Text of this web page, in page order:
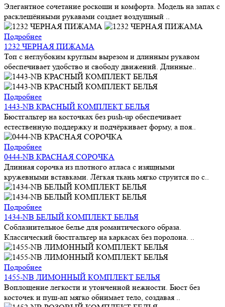
Элегантное сочетание роскоши и комфорта. Модель на запах с
расклешёнными рукавами создает воздушный ..
Подробнее
1232 ЧЕРНАЯ ПИЖАМА
Топ с неглубоким круглым вырезом и длинным рукавом
обеспечивает удобство и свободу движений. Длинные..
Подробнее
1443-NB КРАСНЫЙ КОМПЛЕКТ БЕЛЬЯ
Бюстгальтер на косточках без push-up обеспечивает
естественную поддержку и подчёркивает форму, а поя..
Подробнее
0444-NB КРАСНАЯ СОРОЧКА
Длинная сорочка из плотного атласа с изящными
кружевными вставками. Лёгкая ткань мягко струится по с..
Подробнее
1434-NB БЕЛЫЙ КОМПЛЕКТ БЕЛЬЯ
Соблазнительное белье для романтического образа.
Классический бюстгальтер на каркасах без поролона. ..
Подробнее
1455-NB ЛИМОННЫЙ КОМПЛЕКТ БЕЛЬЯ
Воплощение легкости и утонченной нежности. Бюст без
косточек и пуш-ап мягко обнимает тело, создавая ..